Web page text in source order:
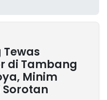
di Tambang
Minim